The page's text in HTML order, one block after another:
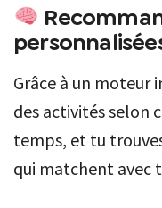
Grâce à un
des activités selon
temps, et tu
qui matchent avec